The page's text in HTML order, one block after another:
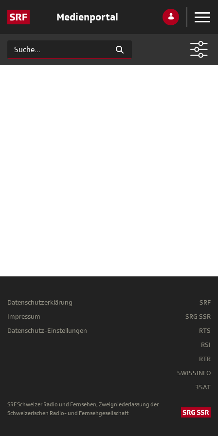
Medienportal
Datenschutzerklärung
Impressum
Datenschutz-Einstellungen
SRF
SRG SSR
RTS
RSI
RTR
SWISSINFO
3SAT
SRF Schweizer Radio und Fernsehen, Zweigniederlassung der
Schweizerischen Radio- und Fernsehgesellschaft